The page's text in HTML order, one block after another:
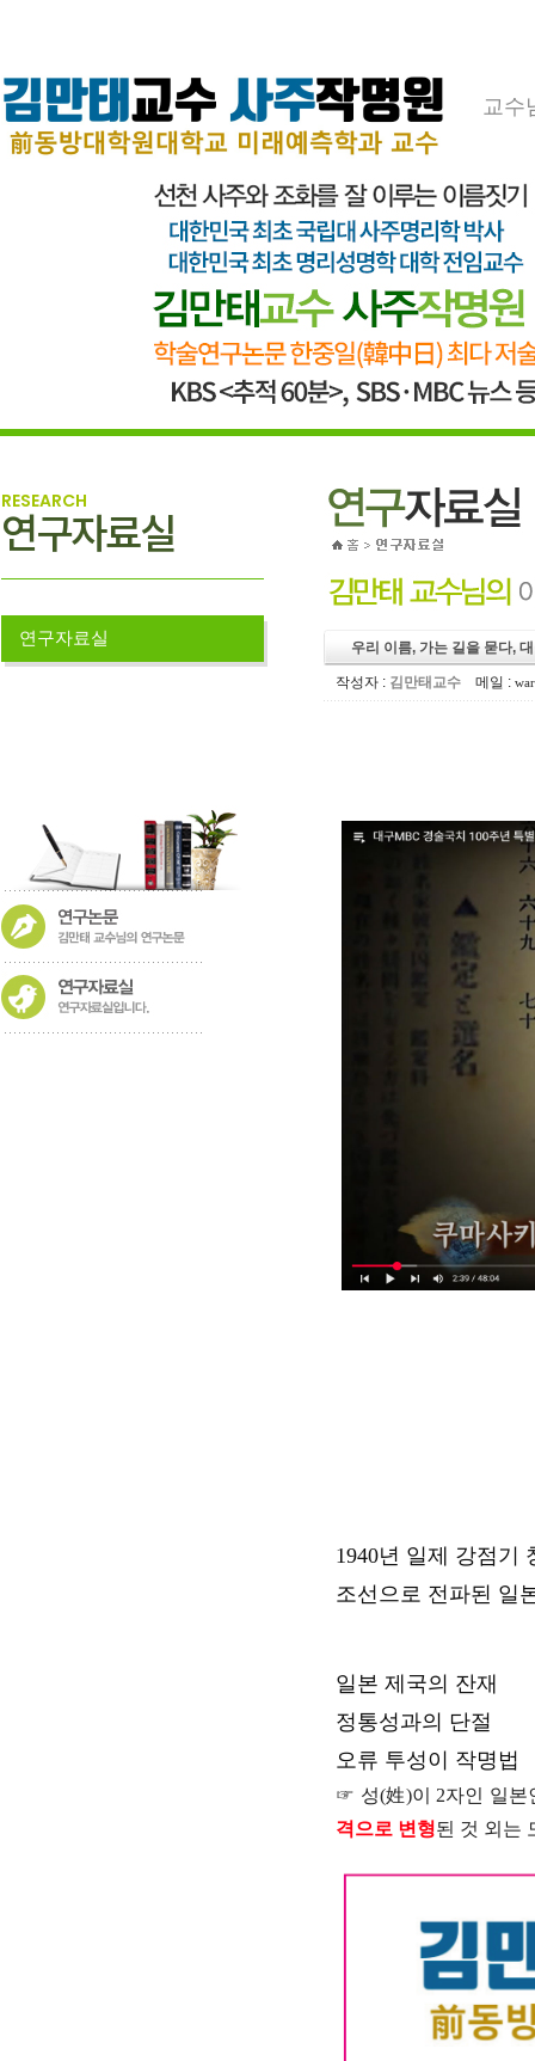
교수
RESEARCH
연구자료실
연구자료실 우리 이름, 가는 길을 묻다,
작성자 : 김만태교수 메일 :
1940년 일제 강점기
조선으로 전파된 일
일본 제국의 잔재
정통성과의 단절
오류 투성이 작명법
☞ 성(姓)이 2자인 일
격으로 변형된 것 외는